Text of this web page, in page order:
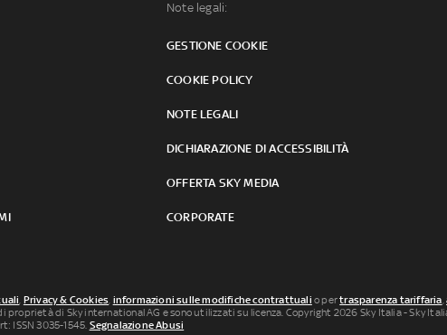
Note legali:
GESTIONE COOKIE
COOKIE POLICY
NOTE LEGALI
DICHIARAZIONE DI ACCESSIBILITÀ
OFFERTA SKY MEDIA
CORPORATE
, Privacy & Cookies, informazioni sulle modifiche contrattuali o pertrasparenza tariffaria,
di Sky international AG e sono utilizzati su licenza. Copyright 2026 Sky Italia - Sky
ISSN 3035-1545. Segnalazione Abusi